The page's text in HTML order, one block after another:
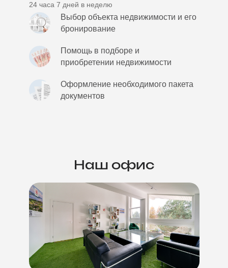
24 часа 7 дней в неделю
Выбор объекта недвижимости и его
бронирование
Помощь в подборе и
приобретении недвижимости
Оформление необходимого пакета
документов
Наш офис